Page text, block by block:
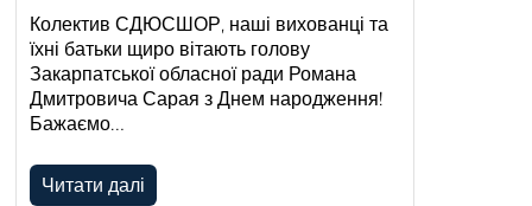
Колектив СДЮСШОР, наші вихованці та
їхні батьки щиро вітають голову
Закарпатської обласної ради Романа
Дмитровича Сарая з Днем народження!
Бажаємо…
Читати далі